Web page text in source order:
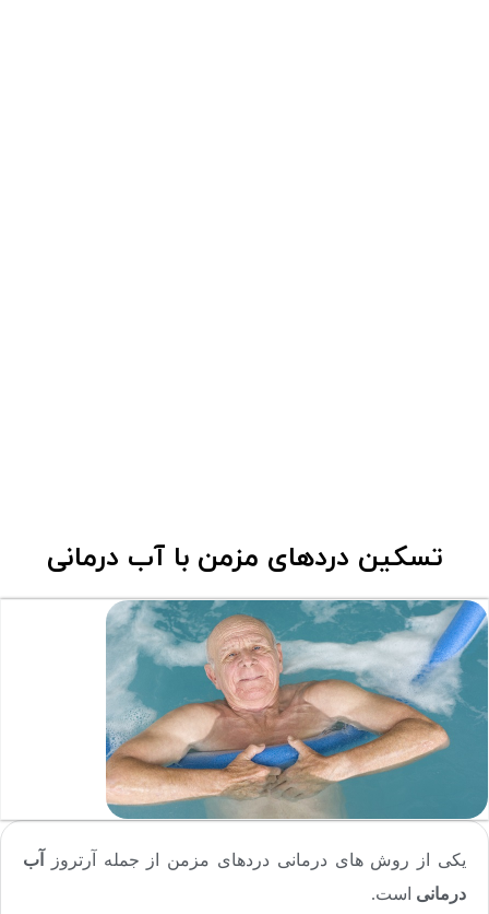
تسکین دردهای مزمن با آب درمانی
یکی از روش های درمانی دردهای مزمن از جمله آرتروز
آب
درمانی است.